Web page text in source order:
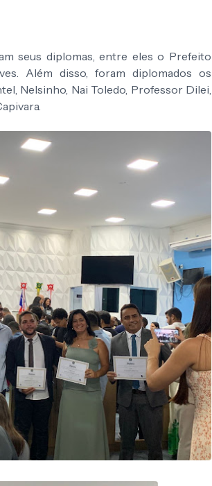
seus diplomas, entre eles o Prefeito
Além disso, foram diplomados os
Nelsinho, Nai Toledo, Professor Dilei,